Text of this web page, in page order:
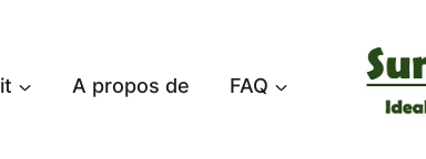
A propos de FAQ